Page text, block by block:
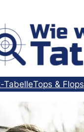
TabelleTops & Flops